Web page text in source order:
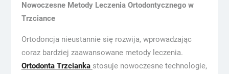
Nowoczesne Metody Leczenia Ortodontycznego w
Trzciance
Ortodoncja nieustannie się rozwija, wprowadzając
coraz bardziej zaawansowane metody leczenia.
Ortodonta Trzcianka stosuje nowoczesne technologie,